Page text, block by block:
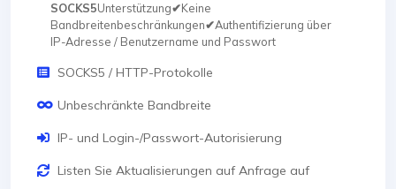
SOCKS5Unterstützung✔Keine
Bandbreitenbeschränkungen✔Authentifizierung über
IP-Adresse / Benutzername und Passwort
SOCKS5 / HTTP-Protokolle
Unbeschränkte Bandbreite
IP- und Login-/Passwort-Autorisierung
Listen Sie Aktualisierungen auf Anfrage auf